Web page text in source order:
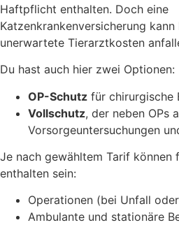
Haftpflicht enthalten. Doch eine
Katzenkrankenversicherung
unerwartete Tierarztkosten
Du hast auch hier zwei Optionen:
OP-Schutz für chirurgische
Vollschutz, der neben OPs
Vorsorgeuntersuchungen
Je nach gewähltem Tarif können
enthalten sein:
Operationen (bei Unfall
Ambulante und stationäre